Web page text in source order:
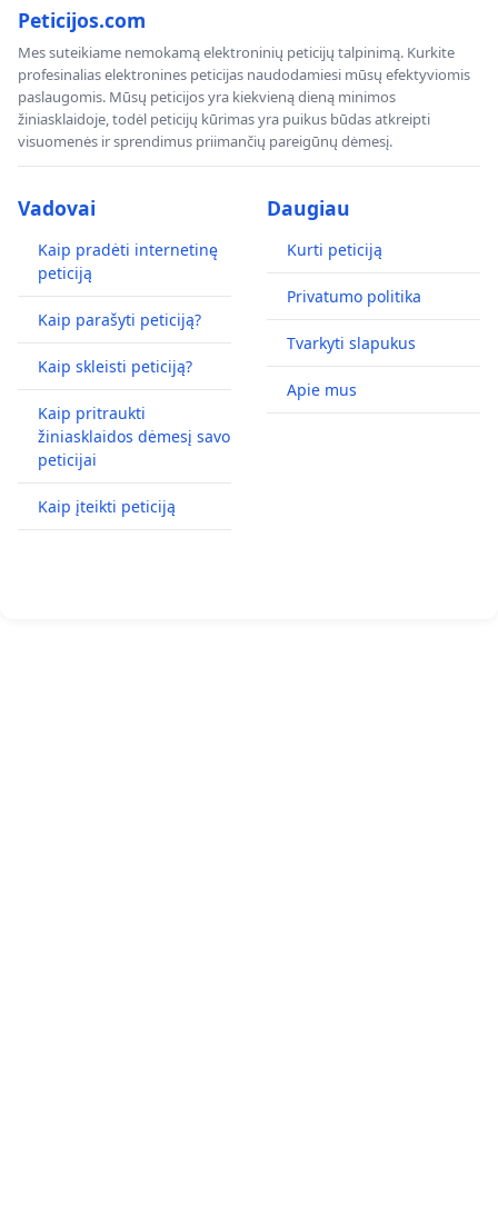
Peticijos.com
Mes suteikiame nemokamą elektroninių peticijų talpinimą. Kurkite
profesinalias elektronines peticijas naudodamiesi mūsų efektyviomis
paslaugomis. Mūsų peticijos yra kiekvieną dieną minimos
žiniasklaidoje, todėl peticijų kūrimas yra puikus būdas atkreipti
visuomenės ir sprendimus priimančių pareigūnų dėmesį.
Vadovai
Kaip pradėti internetinę
peticiją
Kaip parašyti peticiją?
Kaip skleisti peticiją?
Kaip pritraukti
žiniasklaidos dėmesį savo
peticijai
Kaip įteikti peticiją
Daugiau
Kurti peticiją
Privatumo politika
Tvarkyti slapukus
Apie mus